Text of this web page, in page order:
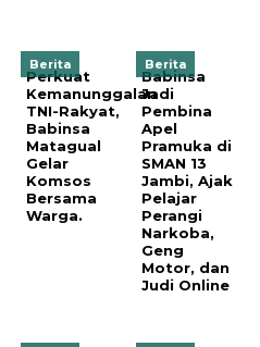
Berita
Perkuat
Kemanunggalan
TNI-Rakyat,
Babinsa
Matagual
Gelar
Komsos
Bersama
Warga.
Berita
Babinsa
Jadi
Pembina
Apel
Pramuka di
SMAN 13
Jambi, Ajak
Pelajar
Perangi
Narkoba,
Geng
Motor, dan
Judi Online